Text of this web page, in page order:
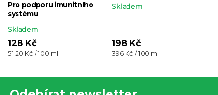
Pro podporu imunitního
systému
Průměrné
hodnocení
produktu
Skladem
128 Kč
Měrná
51,20 Kč / 100 ml
Skladem
198 Kč
Měrná
396 Kč / 100 ml